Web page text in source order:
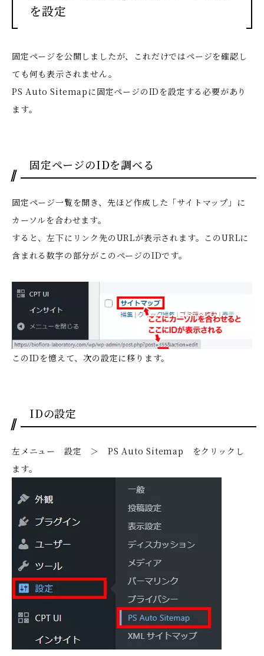
を設定
固定ページを公開しましたが、これだけではページを確認し
ても何も表示されません。
PS Auto Sitemapに固定ページのIDを設定する必要があり
ます。
固定ページのIDを調べる
固定ページ一覧を開き、先ほど作成した「サイトマップ」に
カーソルを合わせます。
すると、左下にリンク先のURLが表示されます。このURLに
含まれる数字の部分がこのページのIDです。
このIDを憶えて、次の設定に移ります。
IDの設定
左メニュー 設定 ＞ PS Auto Sitemap をクリックし
ます。